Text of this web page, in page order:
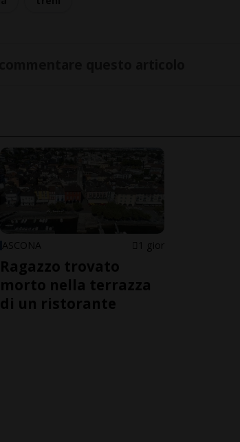
ASCONA 1 gior
Ragazzo trovato
morto nella terrazza
di un ristorante